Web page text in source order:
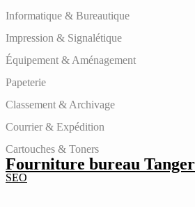
Informatique & Bureautique
Impression & Signalétique
Équipement & Aménagement
Papeterie
Classement & Archivage
Courrier & Expédition
Cartouches & Toners
Fourniture bureau
SEO